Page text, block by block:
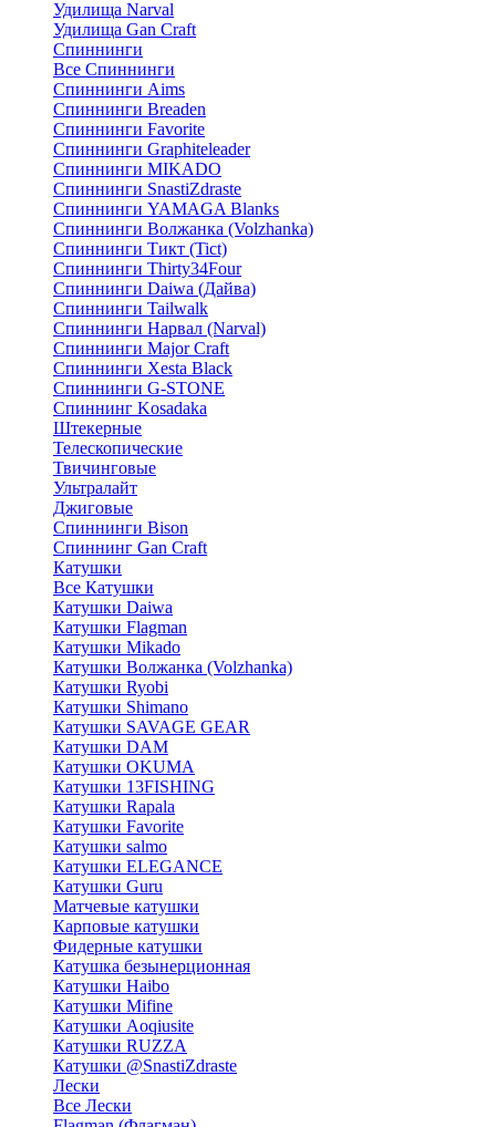
Удилища Narval
Удилища Gan Craft
Спиннинги
Все Спиннинги
Спиннинги Aims
Спиннинги Breaden
Спиннинги Favorite
Спиннинги Graphiteleader
Спиннинги MIKADO
Спиннинги SnastiZdraste
Спиннинги YAMAGA Blanks
Спиннинги Волжанка (Volzhanka)
Спиннинги Тикт (Tict)
Спиннинги Thirty34Four
Спиннинги Daiwa (Дайва)
Спиннинги Tailwalk
Спиннинги Нарвал (Narval)
Спиннинги Major Craft
Спиннинги Xesta Black
Спиннинги G-STONE
Спиннинг Kosadaka
Штекерные
Телескопические
Твичинговые
Ультралайт
Джиговые
Спиннинги Bison
Спиннинг Gan Craft
Катушки
Все Катушки
Катушки Daiwa
Катушки Flagman
Катушки Mikado
Катушки Волжанка (Volzhanka)
Катушки Ryobi
Катушки Shimano
Катушки SAVAGE GEAR
Катушки DAM
Катушки OKUMA
Катушки 13FISHING
Катушки Rapala
Катушки Favorite
Катушки salmo
Катушки ELEGANCE
Катушки Guru
Матчевые катушки
Карповые катушки
Фидерные катушки
Катушка безынерционная
Катушки Haibo
Катушки Mifine
Катушки Aoqiusite
Катушки RUZZA
Катушки @SnastiZdraste
Лески
Все Лески